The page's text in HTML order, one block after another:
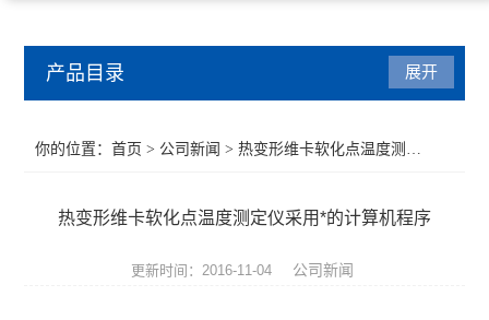
产品目录 展开
你的位置：首页 > 公司新闻 > 热变形维卡软化点温度测定仪采用*的计算机程序
热变形维卡软化点温度测定仪采用*的计算机程序
更新时间：2016-11-04 公司新闻